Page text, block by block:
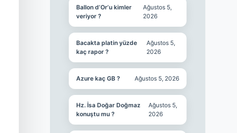
Ballon d’Or’u kimler
veriyor ?
Ağustos 5,
2026
Bacakta platin yüzde
kaç rapor ?
Ağustos 5,
2026
Azure kaç GB ? Ağustos 5, 2026
Hz. İsa Doğar Doğmaz
konuştu mu ?
Ağustos 5,
2026